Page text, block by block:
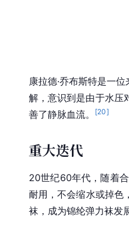
康拉德·乔布斯特是一位
解，意识到是由于水压
善了静脉血流。
[20]
重大迭代
20世纪60年代，随着
耐用，不会缩水或掉色
袜，成为锦纶弹力袜发